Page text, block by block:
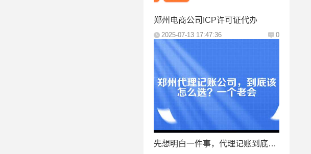
郑州电商公司ICP许可证代办
2025-07-13 17:47:36 0
先想明白一件事，代理记账到底买的是什么？